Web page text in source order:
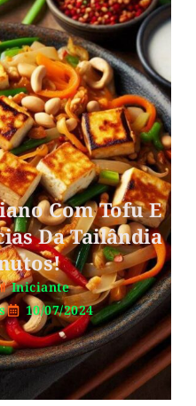
Com Tofu E
Da Tailândia
Iniciante
10/07/2024